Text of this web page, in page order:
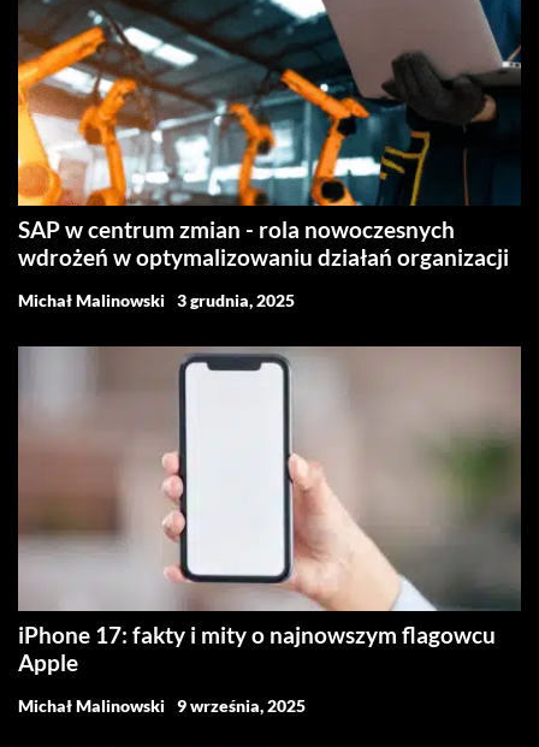
SAP w centrum zmian - rola nowoczesnych
wdrożeń w optymalizowaniu działań organizacji
Michał Malinowski 3 grudnia, 2025
iPhone 17: fakty i mity o najnowszym flagowcu
Apple
Michał Malinowski 9 września, 2025